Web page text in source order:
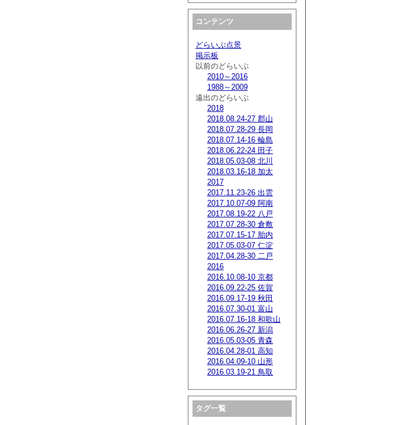
コンテンツ
どらいぶ点景
掲示板
以前のどらいぶ
2010～2016
1988～2009
遠出のどらいぶ
2018
2018.08.24-27 郡山
2018.07.28-29 長岡
2018.07.14-16 輪島
2018.06.22-24 田子
2018.05.03-08 北川
2018.03.16-18 加太
2017
2017.11.23-26 出雲
2017.10.07-09 阿南
2017.08.19-22 八戸
2017.07.28-30 倉敷
2017.07.15-17 胎内
2017.05.03-07 仁淀
2017.04.28-30 二戸
2016
2016.10.08-10 京都
2016.09.22-25 佐賀
2016.09.17-19 秋田
2016.07.30-01 富山
2016.07.16-18 和歌山
2016.06.26-27 新潟
2016.05.03-05 青森
2016.04.28-01 高知
2016.04.09-10 山形
2016.03.19-21 鳥取
タグ一覧